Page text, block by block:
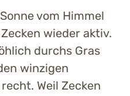
vom Himmel
wieder aktiv.
durchs Gras
winzigen
Weil Zecken